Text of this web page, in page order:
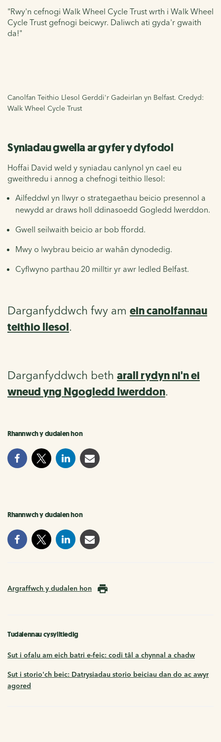
"Rwy'n cefnogi Walk Wheel Cycle Trust wrth i Walk Wheel
Cycle Trust gefnogi beicwyr. Daliwch ati gyda'r gwaith
da!"
Canolfan Teithio Llesol Gerddi'r Gadeirlan yn Belfast. Credyd:
Walk Wheel Cycle Trust
Syniadau gwella ar gyfer y dyfodol
Hoffai David weld y syniadau canlynol yn cael eu
gweithredu i annog a chefnogi teithio llesol:
Ailfeddwl yn llwyr o strategaethau beicio presennol a
newydd ar draws holl ddinasoedd Gogledd Iwerddon.
Gwell seilwaith beicio ar bob ffordd.
Mwy o lwybrau beicio ar wahân dynodedig.
Cyflwyno parthau 20 milltir yr awr ledled Belfast.
Darganfyddwch fwy am ein canolfannau
teithio llesol.
Darganfyddwch beth arall rydyn ni'n ei
wneud yng Ngogledd Iwerddon.
Rhannwch y dudalen hon
Rhannwch y dudalen hon
Argraffwch y dudalen hon
Tudalennau cysylltiedig
Sut i ofalu am eich batri e-feic: codi tâl a chynnal a chadw
Sut i storio'ch beic: Datrysiadau storio beiciau dan do ac awyr
agored